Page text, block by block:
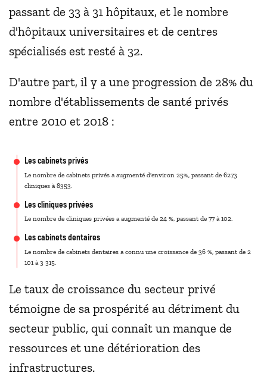
passant de 33 à 31 hôpitaux, et le nombre
d'hôpitaux universitaires et de centres
spécialisés est resté à 32.
D'autre part, il y a une progression de 28% du
nombre d'établissements de santé privés
entre 2010 et 2018 :
Les cabinets privés
Le nombre de cabinets privés a augmenté d'environ 25%, passant de 6273
cliniques à 8353.
Les cliniques privées
Le nombre de cliniques privées a augmenté de 24 %, passant de 77 à 102.
Les cabinets dentaires
Le nombre de cabinets dentaires a connu une croissance de 36 %, passant de 2
101 à 3 315.
Le taux de croissance du secteur privé
témoigne de sa prospérité au détriment du
secteur public, qui connaît un manque de
ressources et une détérioration des
infrastructures.